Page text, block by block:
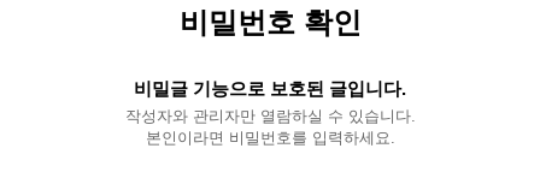
비밀번호 확인
비밀글 기능으로 보호된 글입니다.
작성자와 관리자만 열람하실 수 있습니다.
본인이라면 비밀번호를 입력하세요.